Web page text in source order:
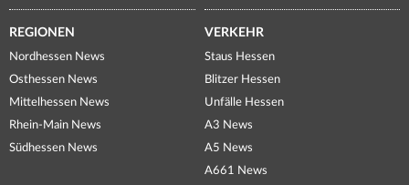
REGIONEN
Nordhessen News
Osthessen News
Mittelhessen News
Rhein-Main News
Südhessen News
VERKEHR
Staus Hessen
Blitzer Hessen
Unfälle Hessen
A3 News
A5 News
A661 News